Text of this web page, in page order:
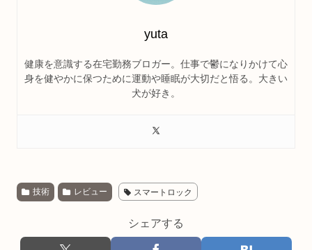
yuta
健康を意識する在宅勤務ブロガー。仕事で鬱になりかけて心
身を健やかに保つために運動や睡眠が大切だと悟る。大きい
犬が好き。
技術 レビュー スマートロック
シェアする